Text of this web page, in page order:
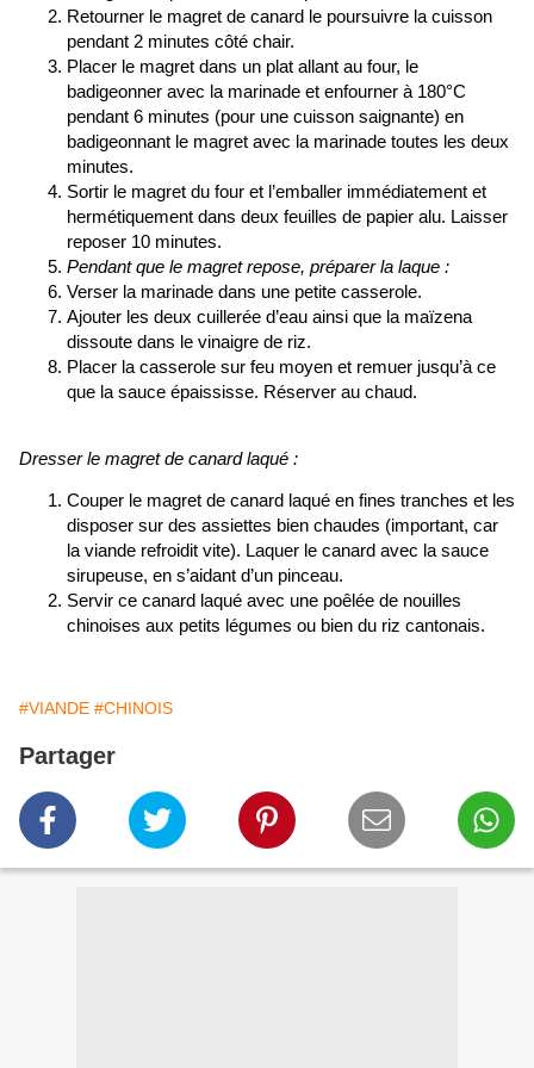
Retourner le magret de canard le poursuivre la cuisson
pendant 2 minutes côté chair.
Placer le magret dans un plat allant au four, le
badigeonner avec la marinade et enfourner à 180°C
pendant 6 minutes (pour une cuisson saignante) en
badigeonnant le magret avec la marinade toutes les deux
minutes.
Sortir le magret du four et l’emballer immédiatement et
hermétiquement dans deux feuilles de papier alu. Laisser
reposer 10 minutes.
Pendant que le magret repose, préparer la laque :
Verser la marinade dans une petite casserole.
Ajouter les deux cuillerée d’eau ainsi que la maïzena
dissoute dans le vinaigre de riz.
Placer la casserole sur feu moyen et remuer jusqu’à ce
que la sauce épaississe. Réserver au chaud.
Dresser le magret de canard laqué :
Couper le magret de canard laqué en fines tranches et les
disposer sur des assiettes bien chaudes (important, car
la viande refroidit vite). Laquer le canard avec la sauce
sirupeuse, en s’aidant d’un pinceau.
Servir ce canard laqué avec une poêlée de nouilles
chinoises aux petits légumes ou bien du riz cantonais.
#VIANDE #CHINOIS
Partager